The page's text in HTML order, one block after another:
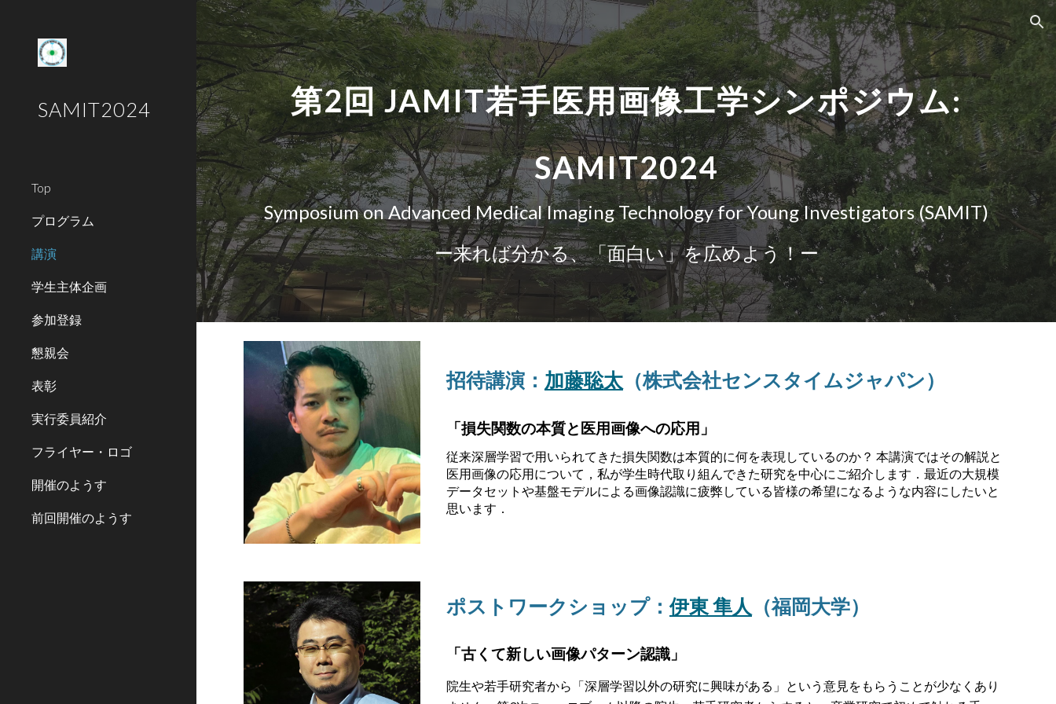
Skip to main content Skip to navigation
SAMIT2024
Top
プログラム
講演
学生主体企画
参加登録
懇親会
表彰
実行委員紹介
フライヤー・ロゴ
開催のようす
前回開催のようす
第2回JAMIT若手医用画像工学シンポジウム:
SAMIT2024
Symposium on Advanced Medical Imaging Technology for Young Investigators (SAMIT)
ー来れば分かる、「面白い」を広めよう！ー
招待講演： 加藤聡太（株式会社センスタイムジャパン）
「損失関数の本質と医用画像への応用」
従来深層学習で用いられてきた損失関数は本質的に何を表現しているのか？ 本講演ではその解説と
医用画像の応用について，私が学生時代取り組んできた研究を中心にご紹介します．最近の大規模
データセットや基盤モデルによる画像認識に疲弊している皆様の希望になるような内容にしたいと
思います．
ポストワークショップ：伊東 隼人 （福岡大学）
「古くて新しい画像パターン認識」
院生や若手研究者から「深層学習以外の研究に興味がある」という意見をもらうことが少なくあり